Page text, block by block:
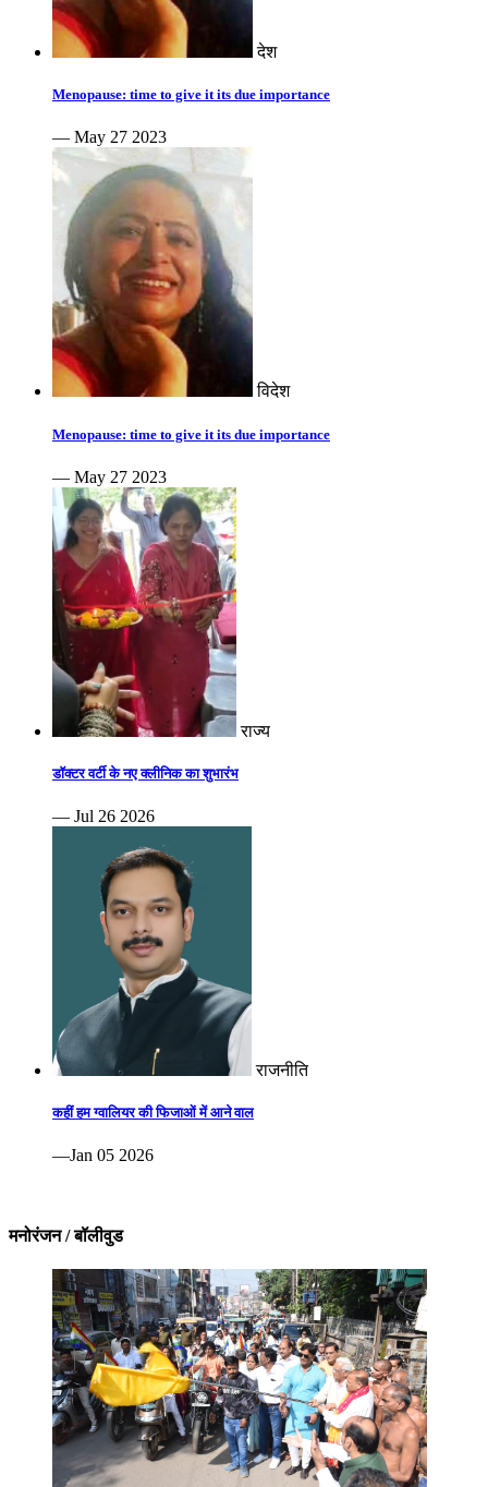
देश
Menopause: time to give it its due importance
— May 27 2023
विदेश
Menopause: time to give it its due importance
— May 27 2023
राज्य
डॉक्टर वर्टी के नए क्लीनिक का शुभारंभ
— Jul 26 2026
राजनीति
कहीं हम ग्वालियर की फिजाओं में आने वाल
—Jan 05 2026
मनोरंजन / बॉलीवुड